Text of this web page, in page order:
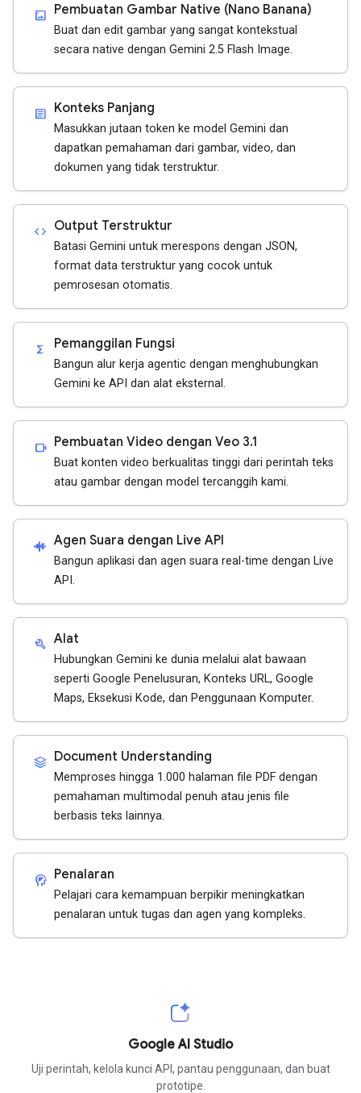
imagesmode Pembuatan Gambar Native (Nano Banana)
Buat dan edit gambar yang sangat kontekstual
secara native dengan Gemini 2.5 Flash Image.
article Konteks Panjang
Masukkan jutaan token ke model Gemini dan
dapatkan pemahaman dari gambar, video, dan
dokumen yang tidak terstruktur.
code Output Terstruktur
Batasi Gemini untuk merespons dengan JSON,
format data terstruktur yang cocok untuk
pemrosesan otomatis.
functions Pemanggilan Fungsi
Bangun alur kerja agentic dengan menghubungkan
Gemini ke API dan alat eksternal.
videocam Pembuatan Video dengan Veo 3.1
Buat konten video berkualitas tinggi dari perintah teks
atau gambar dengan model tercanggih kami.
android_recorder Agen Suara dengan Live API
Bangun aplikasi dan agen suara real-time dengan Live
API.
build Alat
Hubungkan Gemini ke dunia melalui alat bawaan
seperti Google Penelusuran, Konteks URL, Google
Maps, Eksekusi Kode, dan Penggunaan Komputer.
stacks Document Understanding
Memproses hingga 1.000 halaman file PDF dengan
pemahaman multimodal penuh atau jenis file
berbasis teks lainnya.
cognition_2 Penalaran
Pelajari cara kemampuan berpikir meningkatkan
penalaran untuk tugas dan agen yang kompleks.
Google AI Studio
Uji perintah, kelola kunci API, pantau penggunaan, dan buat
prototipe.